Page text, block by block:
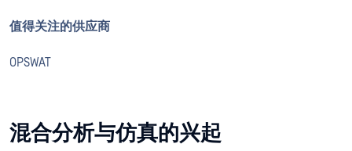
值得关注的供应商
OPSWAT
混合分析与仿真的兴起